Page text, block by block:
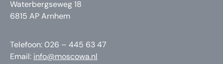
Waterbergseweg 18
6815 AP Arnhem
Telefoon: 026 – 445 63 47
Email: info@moscowa.nl